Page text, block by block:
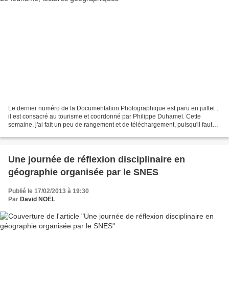
Le dernier numéro de la Documentation Photographique est paru en juillet ;
il est consacré au tourisme et coordonné par Philippe Duhamel. Cette
semaine, j'ai fait un peu de rangement et de téléchargement, puisqu'il faut
Une journée de réflexion disciplinaire en
géographie organisée par le SNES
Publié le 17/02/2013 à 19:30
Par David NOËL